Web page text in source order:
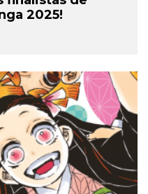
2025!